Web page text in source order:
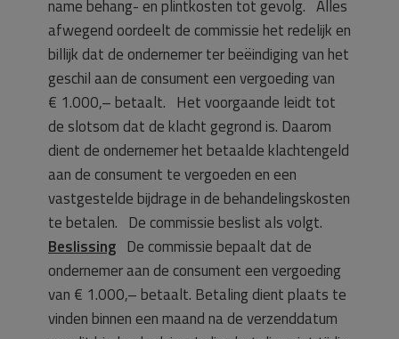
name behang- en plintkosten tot gevolg. Alles
afwegend oordeelt de commissie het redelijk en
billijk dat de ondernemer ter beëindiging van het
geschil aan de consument een vergoeding van
€ 1.000,– betaalt. Het voorgaande leidt tot
de slotsom dat de klacht gegrond is. Daarom
dient de ondernemer het betaalde klachtengeld
aan de consument te vergoeden en een
vastgestelde bijdrage in de behandelingskosten
te betalen. De commissie beslist als volgt.
Beslissing De commissie bepaalt dat de
ondernemer aan de consument een vergoeding
van € 1.000,– betaalt. Betaling dient plaats te
vinden binnen een maand na de verzenddatum